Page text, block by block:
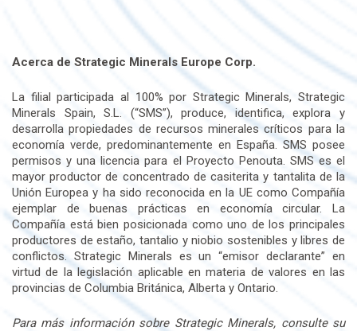
Acerca de Strategic Minerals Europe Corp.
La filial participada al 100% por Strategic Minerals, Strategic
Minerals Spain, S.L. (“SMS”), produce, identifica, explora y
desarrolla propiedades de recursos minerales críticos para la
economía verde, predominantemente en España. SMS posee
permisos y una licencia para el Proyecto Penouta. SMS es el
mayor productor de concentrado de casiterita y tantalita de la
Unión Europea y ha sido reconocida en la UE como Compañía
ejemplar de buenas prácticas en economía circular. La
Compañía está bien posicionada como uno de los principales
productores de estaño, tantalio y niobio sostenibles y libres de
conflictos. Strategic Minerals es un “emisor declarante” en
virtud de la legislación aplicable en materia de valores en las
provincias de Columbia Británica, Alberta y Ontario.
Para más información sobre Strategic Minerals, consulte su